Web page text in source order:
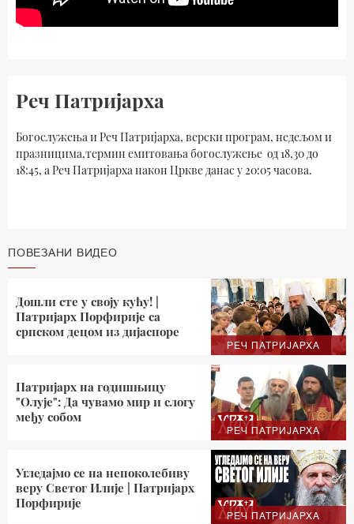
Реч Патријарха
Богослужења и Реч Патријарха, верски програм, недељом и
празницима,термин емитовања богослужење од 18,30 до
18:45, а Реч Патријарха након Цркве данас у 20:05 часова.
ПОВЕЗАНИ ВИДЕО
РЕЧ ПАТРИЈАРХА
Дошли сте у своју кућу! |
Патријарх Порфирије са
српском децом из дијаспоре
РЕЧ ПАТРИЈАРХА
Патријарх на годишњицу
"Олује": Да чувамо мир и слогу
међу собом
РЕЧ ПАТРИЈАРХА
Угледајмо се на непоколебиву
веру Светог Илије | Патријарх
Порфирије